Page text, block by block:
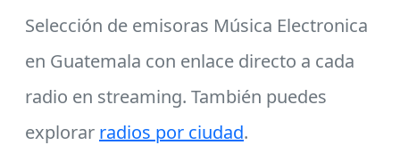
Selección de emisoras Música Electronica
en Guatemala con enlace directo a cada
radio en streaming. También puedes
explorar radios por ciudad.